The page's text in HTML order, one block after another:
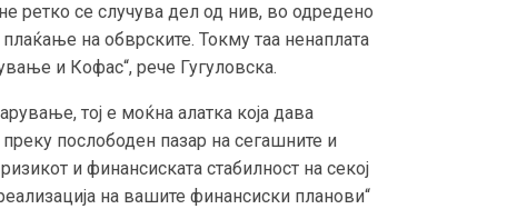
ретко се случува дел од нив, во одредено
на обврските. Токму таа ненаплата
и Кофас“, рече Гугуловска.
тој е моќна алатка која дава
послободен пазар на сегашните и
и финансиската стабилност на секој
на вашите финансиски планови“